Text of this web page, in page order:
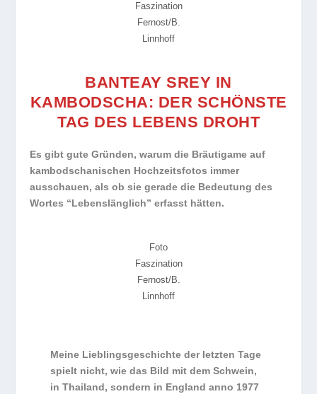
Faszination
Fernost/B.
Linnhoff
BANTEAY SREY IN
KAMBODSCHA: DER SCHÖNSTE
TAG DES LEBENS DROHT
Es gibt gute Gründen, warum die Bräutigame auf
kambodschanischen Hochzeitsfotos immer
ausschauen, als ob sie gerade die Bedeutung des
Wortes “Lebenslänglich” erfasst hätten.
Foto
Faszination
Fernost/B.
Linnhoff
Meine Lieblingsgeschichte der letzten Tage
spielt nicht, wie das Bild mit dem Schwein,
in Thailand, sondern in England anno 1977